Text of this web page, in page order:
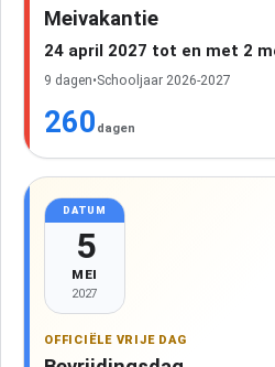
Meivakantie
24 april 2027 tot en met 2
9 dagen•Schooljaar 2026-2027
260 dagen
DATUM
5
MEI
2027
OFFICIËLE VRIJE DAG